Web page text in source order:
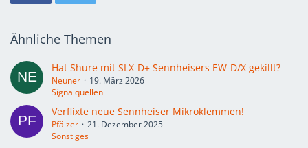
Ähnliche Themen
Hat Shure mit SLX-D+ Sennheisers EW-D/X gekillt?
Neuner
19. März 2026
Signalquellen
Verflixte neue Sennheiser Mikroklemmen!
Pfälzer
21. Dezember 2025
Sonstiges